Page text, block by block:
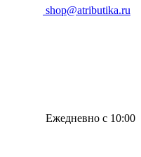
shop@atributika.ru
Ежедневно с 10:00